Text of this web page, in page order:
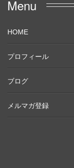
Menu
HOME
プロフィール
ブログ
メルマガ登録